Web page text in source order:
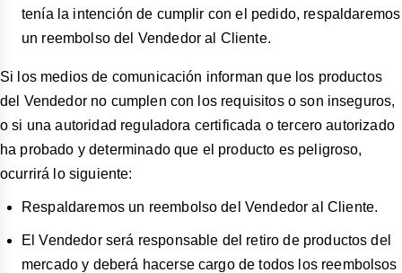
tenía la intención de cumplir con el pedido, respaldaremos
un reembolso del Vendedor al Cliente.
Si los medios de comunicación informan que los productos
del Vendedor no cumplen con los requisitos o son inseguros,
o si una autoridad reguladora certificada o tercero autorizado
ha probado y determinado que el producto es peligroso,
ocurrirá lo siguiente:
Respaldaremos un reembolso del Vendedor al Cliente.
El Vendedor será responsable del retiro de productos del
mercado y deberá hacerse cargo de todos los reembolsos